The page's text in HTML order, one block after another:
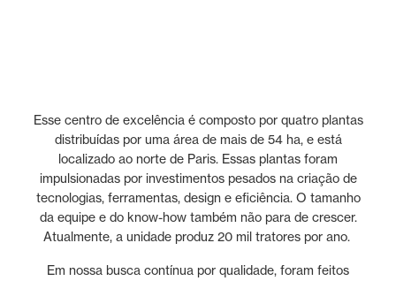
Esse centro de excelência é composto por quatro plantas
distribuídas por uma área de mais de 54 ha, e está
localizado ao norte de Paris. Essas plantas foram
impulsionadas por investimentos pesados na criação de
tecnologias, ferramentas, design e eficiência. O tamanho
da equipe e do know-how também não para de crescer.
Atualmente, a unidade produz 20 mil tratores por ano.
Em nossa busca contínua por qualidade, foram feitos